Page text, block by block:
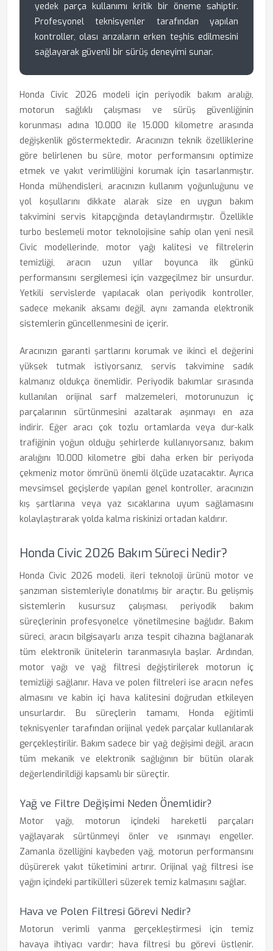
yedek parça kullanımı kritik bir öneme sahiptir.
Profesyonel teknisyenler tarafından yapılan
kontroller, olası arızaların erken teşhis edilmesini
sağlayarak güvenli bir sürüş deneyimi sunar.
Honda Civic 2026 modeli için periyodik bakım aralığı,
motorun sağlıklı çalışması ve sürüş güvenliğinin
korunması adına 10.000 ile 15.000 kilometre arasında
değişkenlik göstermektedir. Aracınızın teknik özelliklerine
göre belirlenen bu süre, motor performansını optimize
etmek ve yakıt verimliliğini korumak için tasarlanmıştır.
Honda mühendisleri, aracınızın kullanım yoğunluğunu ve
yol koşullarını dikkate alarak size en uygun bakım
takvimini servis kitapçığında detaylandırmıştır. Özellikle
turbo beslemeli motor teknolojisine sahip olan yeni nesil
Civic modellerinde, motor yağı kalitesi ve filtrelerin
temizliği, aracın uzun yıllar boyunca ilk günkü
performansını sergilemesi için vazgeçilmez bir unsurdur.
Yetkili servislerde yapılacak olan periyodik kontroller,
sadece mekanik aksamı değil, aynı zamanda elektronik
sistemlerin güncellenmesini de içerir.
Aracınızın garanti şartlarını korumak ve ikinci el değerini
yüksek tutmak istiyorsanız, servis takvimine sadık
kalmanız oldukça önemlidir. Periyodik bakımlar sırasında
kullanılan orijinal sarf malzemeleri, motorunuzun iç
parçalarının sürtünmesini azaltarak aşınmayı en aza
indirir. Eğer aracı çok tozlu ortamlarda veya dur-kalk
trafiğinin yoğun olduğu şehirlerde kullanıyorsanız, bakım
aralığını 10.000 kilometre gibi daha erken bir periyoda
çekmeniz motor ömrünü önemli ölçüde uzatacaktır. Ayrıca
mevsimsel geçişlerde yapılan genel kontroller, aracınızın
kış şartlarına veya yaz sıcaklarına uyum sağlamasını
kolaylaştırarak yolda kalma riskinizi ortadan kaldırır.
Honda Civic 2026 Bakım Süreci Nedir?
Honda Civic 2026 modeli, ileri teknoloji ürünü motor ve
şanzıman sistemleriyle donatılmış bir araçtır. Bu gelişmiş
sistemlerin kusursuz çalışması, periyodik bakım
süreçlerinin profesyonelce yönetilmesine bağlıdır. Bakım
süreci, aracın bilgisayarlı arıza tespit cihazına bağlanarak
tüm elektronik ünitelerin taranmasıyla başlar. Ardından,
motor yağı ve yağ filtresi değiştirilerek motorun iç
temizliği sağlanır. Hava ve polen filtreleri ise aracın nefes
almasını ve kabin içi hava kalitesini doğrudan etkileyen
unsurlardır. Bu süreçlerin tamamı, Honda eğitimli
teknisyenler tarafından orijinal yedek parçalar kullanılarak
gerçekleştirilir. Bakım sadece bir yağ değişimi değil, aracın
tüm mekanik ve elektronik sağlığının bir bütün olarak
değerlendirildiği kapsamlı bir süreçtir.
Yağ ve Filtre Değişimi Neden Önemlidir?
Motor yağı, motorun içindeki hareketli parçaları
yağlayarak sürtünmeyi önler ve ısınmayı engeller.
Zamanla özelliğini kaybeden yağ, motorun performansını
düşürerek yakıt tüketimini artırır. Orijinal yağ filtresi ise
yağın içindeki partikülleri süzerek temiz kalmasını sağlar.
Hava ve Polen Filtresi Görevi Nedir?
Motorun verimli yanma gerçekleştirmesi için temiz
havaya ihtiyacı vardır; hava filtresi bu görevi üstlenir.